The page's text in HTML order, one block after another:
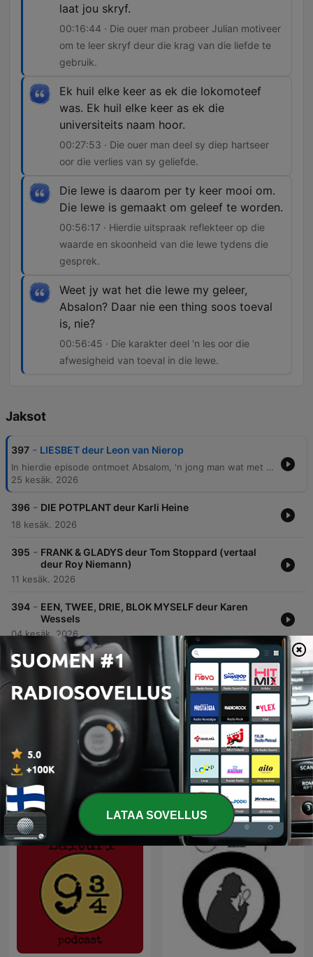
laat jou skryf.
00:16:44 · Die ouer man probeer Julian motiveer
om te leer skryf deur die krag van die liefde te
gebruik.
Ek huil elke keer as ek die lokomoteef
was. Ek huil elke keer as ek die
universiteits naam hoor.
00:27:53 · Die ouer man deel sy diep hartseer
oor die verlies van sy geliefde.
Die lewe is daarom per ty keer mooi om.
Die lewe is gemaakt om geleef te worden.
00:56:17 · Hierdie uitspraak reflekteer op die
waarde en skoonheid van die lewe tydens die
gesprek.
Weet jy wat het die lewe my geleer,
Absalon? Daar nie een thing soos toeval
is, nie?
00:56:45 · Die karakter deel 'n les oor die
afwesigheid van toeval in die lewe.
Jaksot
397 - LIESBET deur Leon van Nierop
In hierdie episode ontmoet Absalom, 'n jong man wat met disleksie sukkel, 'n ouer man wat stoomlokomotiewe herstel. Deur die motivering van sy liefde vir Veronica te gebruik, probeer die ouer man hom aanmoedig om sy leerprobleme te oorkom terwyl hulle die pyn van die verlede en die krag van passie verken. Die verhaal volg Absalom en Giel Jan terwyl hulle 'n ou stasie besoek en die herstel van die stasie bespreek. Die gesprek beweeg tussen die skoonheid van die lewe, die herinneringe aan verlore geliefdes soos Elisabeth, en die besef dat niks in die lewe bloot toeval is nie.
25 kesäk. 2026
396 - DIE POTPLANT deur Karli Heine
18 kesäk. 2026
395 - FRANK & GLADYS deur Tom Stoppard (vertaal
deur Roy Niemann)
11 kesäk. 2026
394 - EEN, TWEE, DRIE, BLOK MYSELF deur Karen
Wessels
04 kesäk. 2026
393 - HARTSAKE deur Joe Kleinhans
28 toukokuu 2026
Näytä lisää jaksoja
Lisää Taide-podcasteja
Näytä kaikki
LATAA SOVELLUS